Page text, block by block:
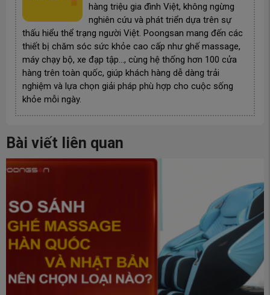
hàng triệu gia đình Việt, không ngừng
nghiên cứu và phát triển dựa trên sự
thấu hiểu thể trạng người Việt. Poongsan mang đến các
thiết bị chăm sóc sức khỏe cao cấp như ghế massage,
máy chạy bộ, xe đạp tập…, cùng hệ thống hơn 100 cửa
hàng trên toàn quốc, giúp khách hàng dễ dàng trải
nghiệm và lựa chọn giải pháp phù hợp cho cuộc sống
khỏe mỗi ngày.
Bài viết liên quan